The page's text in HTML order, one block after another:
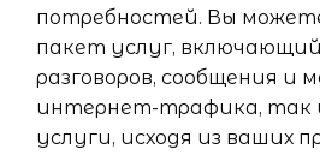
потребностей. Вы
пакет услуг,
разговоров, сообщения и
интернет-трафика, так
услуги, исходя из ваших